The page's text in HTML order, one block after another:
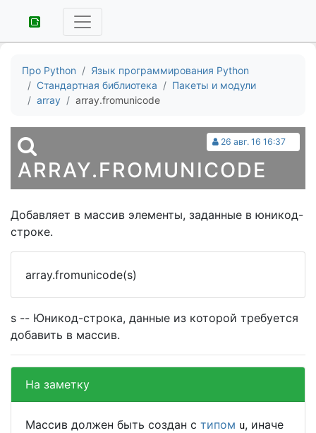
Про Python
Язык программирования Python
Стандартная библиотека
Пакеты и модули
array
array.fromunicode
26 авг. 16 16:37
ARRAY.FROMUNICODE
Добавляет в массив элементы, заданные в юникод-
строке.
array.fromunicode(s)
s -- Юникод-строка, данные из которой требуется
добавить в массив.
На заметку
Массив должен быть создан с типом u, иначе